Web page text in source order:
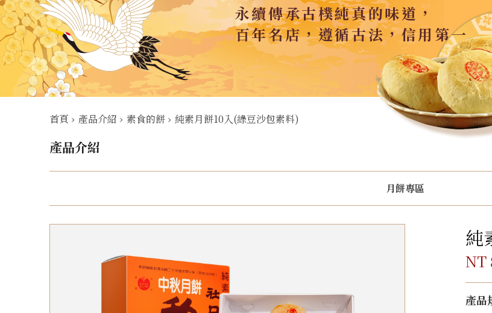
永續傳承古樸純真的味道，
百年名店，遵循古法，信用第一
首頁 › 產品介紹 › 素食的餅 › 純素月餅10入(綠豆沙包素料)
產品介紹
月餅專區
純
NT
產品